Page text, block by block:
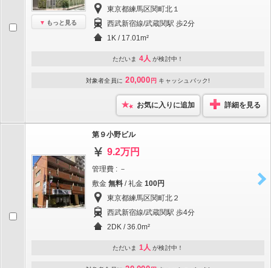
もっと見る
東京都練馬区関町北１
西武新宿線/武蔵関駅 歩2分
1K / 17.01m²
ただいま 4人 が検討中！
対象者全員に 20,000 円 キャッシュバック!
お気に入りに追加 詳細を見る
第９小野ビル
9.2万円
管理費 : －
敷金 無料 / 礼金 100円
東京都練馬区関町北２
西武新宿線/武蔵関駅 歩4分
2DK / 36.0m²
ただいま 1人 が検討中！